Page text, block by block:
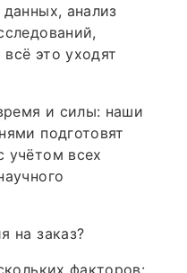
анализ
это уходят
и силы: наши
подготовят
всех
на заказ?
факторов: